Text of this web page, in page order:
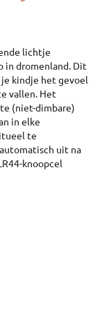
lichtje
in dromenland. Dit
kindje het gevoel
vallen. Het
(niet-dimbare)
in elke
te
uit na
knoopcel